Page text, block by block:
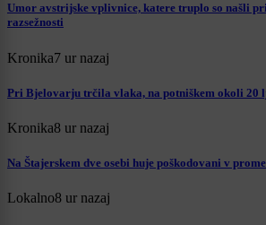
Umor avstrijske vplivnice, katere truplo so našli
razsežnosti
Kronika7 ur nazaj
Pri Bjelovarju trčila vlaka, na potniškem okoli 20
Kronika8 ur nazaj
Na Štajerskem dve osebi huje poškodovani v
Lokalno8 ur nazaj